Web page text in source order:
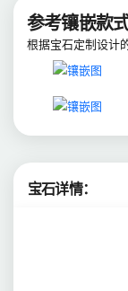
参考镶嵌款
根据宝石定制设计
宝石详情：